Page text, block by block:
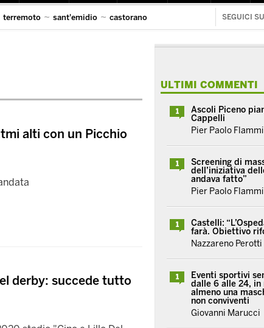
terremoto sant'emidio castorano SEGUICI SU
alti con un Picchio
derby: succede tutto
ULTIMI COMMENTI
1
Ascoli Piceno
Cappelli
Pier Paolo
1
Screening di
dell’iniziativa
andava fatto”
Pier Paolo
1
Castelli:
farà. Obiettivo
Nazzareno Perotti
1
Eventi sportivi
dalle 6 alle 24,
almeno una
non conviventi
Giovanni Marucci